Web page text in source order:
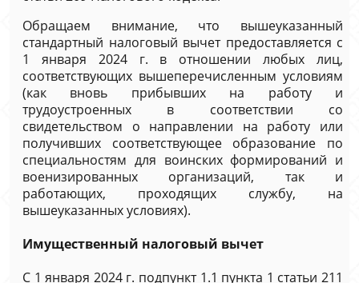
Обращаем внимание, что вышеуказанный
стандартный налоговый вычет предоставляется с
1 января 2024 г. в отношении любых лиц,
соответствующих вышеперечисленным условиям
(как вновь прибывших на работу и
трудоустроенных в соответствии со
свидетельством о направлении на работу или
получивших соответствующее образование по
специальностям для воинских формирований и
военизированных организаций, так и
работающих, проходящих службу, на
вышеуказанных условиях).
Имущественный налоговый вычет
С 1 января 2024 г. подпункт 1.1 пункта 1 статьи 211